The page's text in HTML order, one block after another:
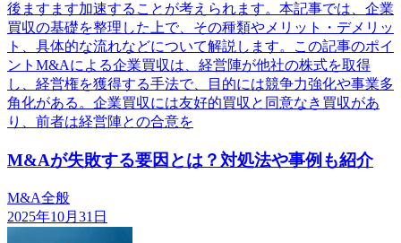
後ますます加速することが考えられます。本記事では、企業
買収の基礎を整理した上で、その種類やメリット・デメリッ
ト、具体的な流れなどについて解説します。この記事のポイ
ントM&Aによる企業買収は、経営陣が他社の株式を取得
し、経営権を獲得する手法で、目的には競争力強化や事業多
角化がある。企業買収には友好的買収と同意なき買収があ
り、前者は経営陣との合意を
M&Aが失敗する要因とは？対処法や事例も紹介
M&A全般
2025年10月31日